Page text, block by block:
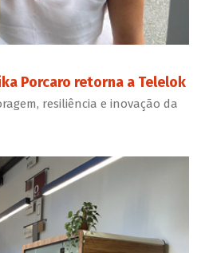
Porcaro retorna a Telelok
resiliência e inovação da